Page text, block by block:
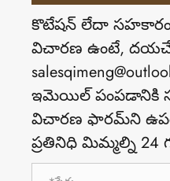
కొటేషన్ లేదా సహకారం
విచారణ ఉంటే,
ఇమెయిల్ పంపడానికి
విచారణ ఫారమ్‌ని
ప్రతినిధి మిమ్మల్ని 24